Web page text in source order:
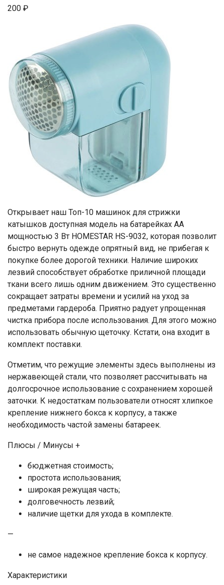
200 ₽
Открывает наш Топ-10 машинок для стрижки
катышков доступная модель на батарейках АА
мощностью 3 Вт HOMESTAR HS-9032, которая позволит
быстро вернуть одежде опрятный вид, не прибегая к
покупке более дорогой техники. Наличие широких
лезвий способствует обработке приличной площади
ткани всего лишь одним движением. Это существенно
сокращает затраты времени и усилий на уход за
предметами гардероба. Приятно радует упрощенная
чистка прибора после использования. Для этого можно
использовать обычную щеточку. Кстати, она входит в
комплект поставки.
Отметим, что режущие элементы здесь выполнены из
нержавеющей стали, что позволяет рассчитывать на
долгосрочное использование с сохранением хорошей
заточки. К недостаткам пользователи относят хлипкое
крепление нижнего бокса к корпусу, а также
необходимость частой замены батареек.
Плюсы / Минусы +
бюджетная стоимость;
простота использования;
широкая режущая часть;
долговечность лезвий;
наличие щетки для ухода в комплекте.
—
не самое надежное крепление бокса к корпусу.
Характеристики